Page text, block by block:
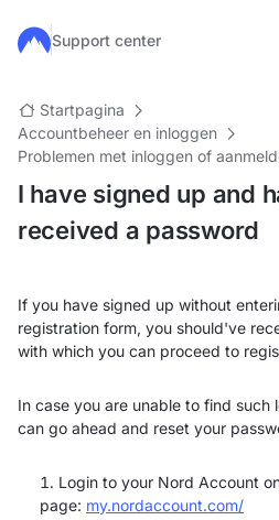
Ga naar de hoofdinhoud
Support center
Startpagina
Accountbeheer en inloggen
Problemen met inloggen of
I have signed up and
received a password
If you have signed up without
registration form, you should've
with which you can proceed to
In case you are unable to find such
can go ahead and reset your
Login to your Nord Account
page: my.nordaccount.com/